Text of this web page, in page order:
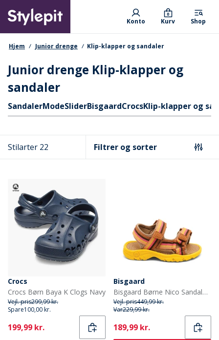
main
content
Primary departments
Konto Kurv
0
Shop
navigationssti
Hjem Junior drenge Klip-klapper og sandaler
Junior drenge Klip-klapper og
sandaler
Hurtige links
SandalerModeSliderBisgaardCrocsKlip-klapper og
Stilarter 22 Filtrer og sorter
Crocs
Crocs Børn Baya K Clogs Navy
Vejl. pris299,99 kr.
Spare100,00 kr.
Current
199,99 kr.
Bisgaard
Bisgaard Børne Nico Sandaler Lemon Mix
Vejl. pris449,99 kr.
Var229,99 kr.
Current
189,99 kr.